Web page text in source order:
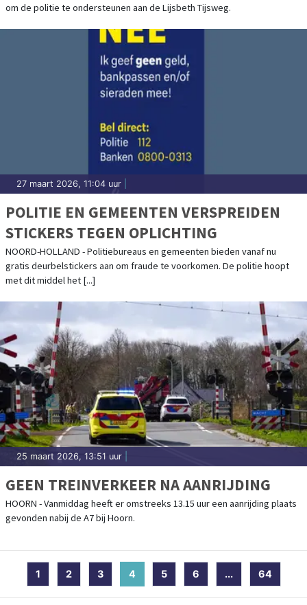
om de politie te ondersteunen aan de Lijsbeth Tijsweg.
27 maart 2026, 11:04 uur
POLITIE EN GEMEENTEN VERSPREIDEN
STICKERS TEGEN OPLICHTING
NOORD-HOLLAND - Politiebureaus en gemeenten bieden vanaf nu
gratis deurbelstickers aan om fraude te voorkomen. De politie hoopt
met dit middel het [...]
25 maart 2026, 13:51 uur
GEEN TREINVERKEER NA AANRIJDING
HOORN - Vanmiddag heeft er omstreeks 13.15 uur een aanrijding plaats
gevonden nabij de A7 bij Hoorn.
1 2 3 4 (current)
5 6 ... 64